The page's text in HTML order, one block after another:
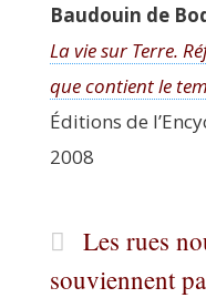
Bau­douin de
La vie sur Terre.
que contient le
Édi­tions de
2008
Les rues
souviennent